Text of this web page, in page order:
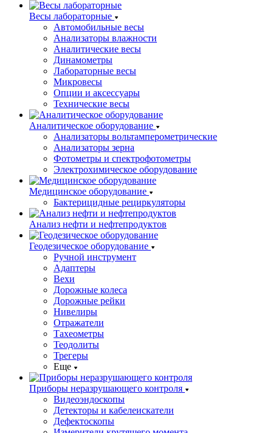
Весы лабораторные
Автомобильные весы
Анализаторы влажности
Аналитические весы
Динамометры
Лабораторные весы
Микровесы
Опции и аксессуары
Технические весы
Аналитическое оборудование
Анализаторы вольтамперометрические
Анализаторы зерна
Фотометры и спектрофотометры
Электрохимическое оборудование
Медицинское оборудование
Бактерицидные рециркуляторы
Анализ нефти и нефтепродуктов
Геодезическое оборудование
Ручной инструмент
Адаптеры
Вехи
Дорожные колеса
Дорожные рейки
Нивелиры
Отражатели
Тахеометры
Теодолиты
Трегеры
Еще
Приборы неразрушающего контроля
Видеоэндоскопы
Детекторы и кабелеискатели
Дефектоскопы